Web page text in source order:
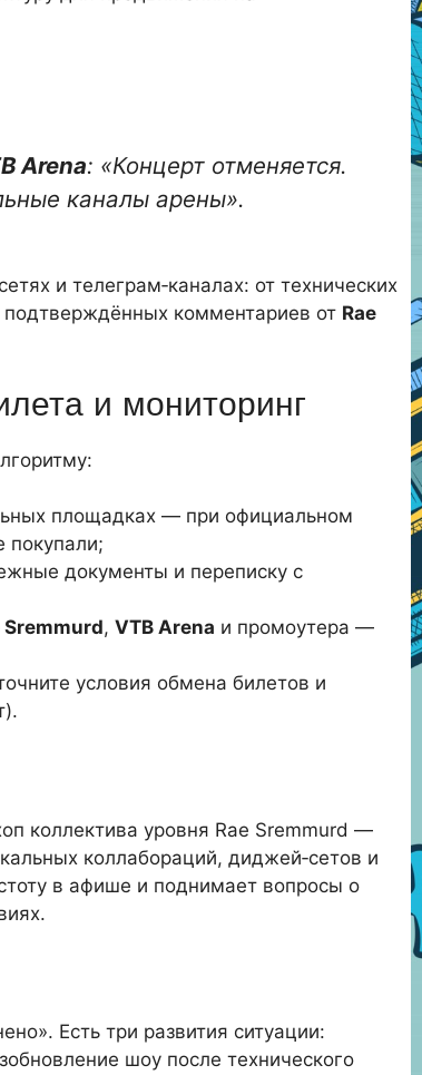
Arena: «Концерт отменяется.
каналы арены».
и телеграм‑каналах: от технических
подтверждённых комментариев от Rae
и мониторинг
площадках — при официальном
покупали;
документы и переписку с
Sremmurd, VTB Arena и промоутера —
условия обмена билетов и
коллектива уровня Rae Sremmurd —
коллабораций, диджей‑сетов и
в афише и поднимает вопросы о
Есть три развития ситуации:
шоу после технического